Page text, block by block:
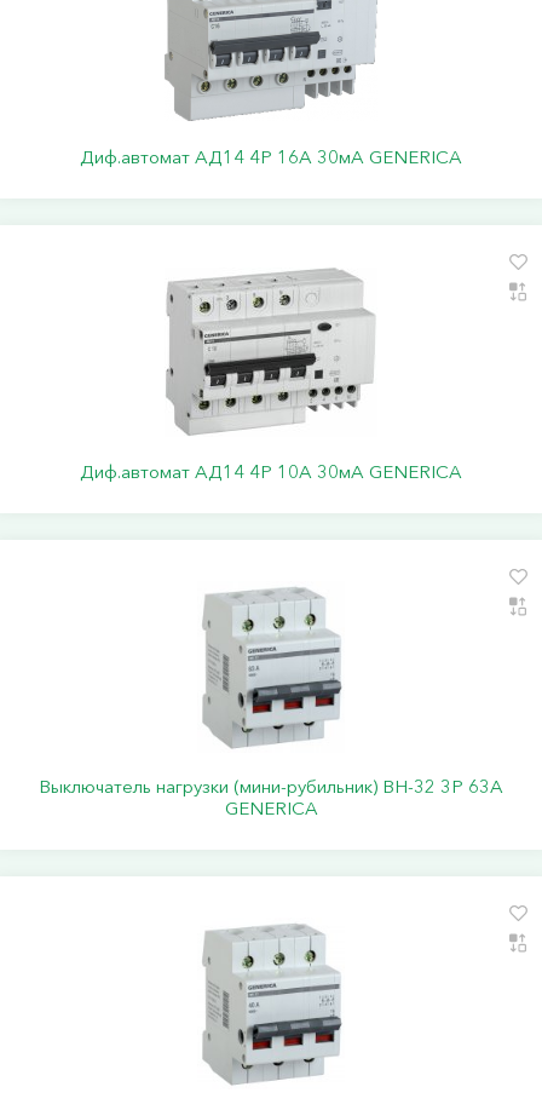
Диф.автомат АД14 4Р 16А 30мА GENERICA
Диф.автомат АД14 4Р 10А 30мА GENERICA
Выключатель нагрузки (мини-рубильник) ВН-32 3Р 63А
GENERICA